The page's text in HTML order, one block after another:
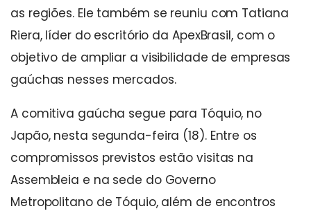
as regiões. Ele também se reuniu com Tatiana
Riera, líder do escritório da ApexBrasil, com o
objetivo de ampliar a visibilidade de empresas
gaúchas nesses mercados.
A comitiva gaúcha segue para Tóquio, no
Japão, nesta segunda-feira (18). Entre os
compromissos previstos estão visitas na
Assembleia e na sede do Governo
Metropolitano de Tóquio, além de encontros